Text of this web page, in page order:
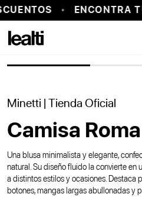
ENCONTRA
PROBADOR VIRTUAL
Minetti | Tienda Oficial
Camisa Roma
Una blusa minimalista y elegante,
natural. Su diseño fluido la convierte en
a distintos estilos y ocasiones. Destaca
botones, mangas largas abullonadas y